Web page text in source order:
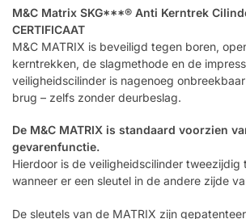
M&C Matrix SKG***® Anti Kerntrek
CERTIFICAAT
M&C MATRIX is beveiligd tegen boren,
kerntrekken, de slagmethode en de
veiligheidscilinder is nagenoeg
brug – zelfs zonder deurbeslag.
De M&C MATRIX is standaard voorzien
gevarenfunctie.
Hierdoor is de veiligheidscilinder tweezijdig
wanneer er een sleutel in de andere zijde
De sleutels van de MATRIX zijn